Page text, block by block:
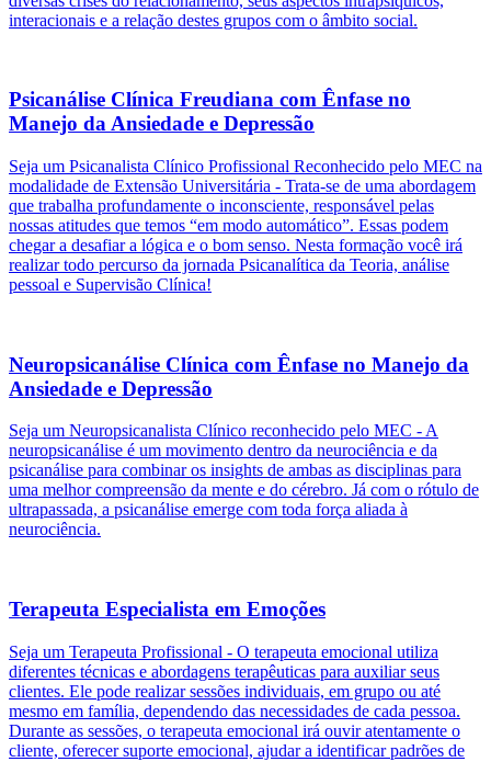
interacionais e a relação destes grupos com o âmbito social.
Psicanálise Clínica Freudiana com Ênfase no
Manejo da Ansiedade e Depressão
Seja um Psicanalista Clínico Profissional Reconhecido pelo MEC na
modalidade de Extensão Universitária - Trata-se de uma abordagem
que trabalha profundamente o inconsciente, responsável pelas
nossas atitudes que temos “em modo automático”. Essas podem
chegar a desafiar a lógica e o bom senso. Nesta formação você irá
realizar todo percurso da jornada Psicanalítica da Teoria, análise
pessoal e Supervisão Clínica!
Neuropsicanálise Clínica com Ênfase no Manejo da
Ansiedade e Depressão
Seja um Neuropsicanalista Clínico reconhecido pelo MEC - A
neuropsicanálise é um movimento dentro da neurociência e da
psicanálise para combinar os insights de ambas as disciplinas para
uma melhor compreensão da mente e do cérebro. Já com o rótulo de
ultrapassada, a psicanálise emerge com toda força aliada à
neurociência.
Terapeuta Especialista em Emoções
Seja um Terapeuta Profissional - O terapeuta emocional utiliza
diferentes técnicas e abordagens terapêuticas para auxiliar seus
clientes. Ele pode realizar sessões individuais, em grupo ou até
mesmo em família, dependendo das necessidades de cada pessoa.
Durante as sessões, o terapeuta emocional irá ouvir atentamente o
cliente, oferecer suporte emocional, ajudar a identificar padrões de